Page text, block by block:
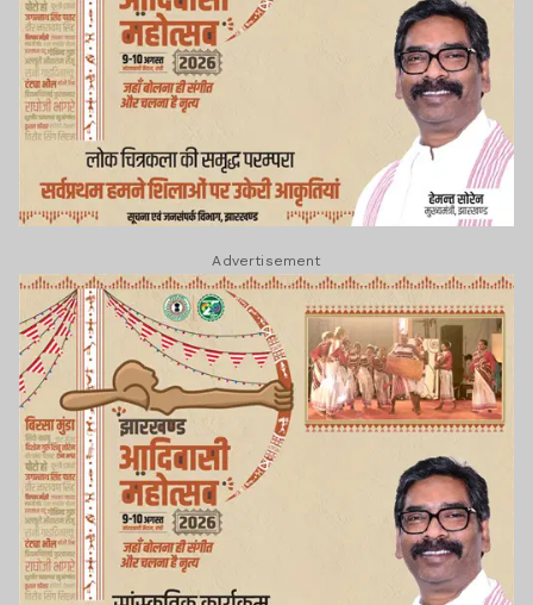
Advertisement